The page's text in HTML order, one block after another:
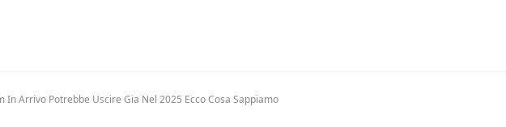
In Arrivo Potrebbe Uscire Gia Nel 2025 Ecco Cosa Sappiamo